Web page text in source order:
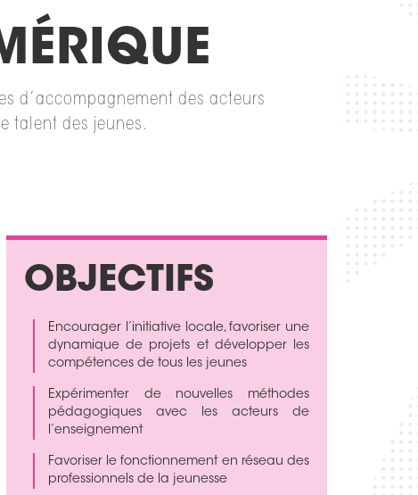
d’accompagnement des acteurs
talent des jeunes.
OBJECTIFS
Encourager l’initiative locale, favoriser une
dynamique de projets et développer les
compétences de tous les jeunes
Expérimenter de nouvelles méthodes
pédagogiques avec les acteurs de
l’enseignement
Favoriser le fonctionnement en réseau des
professionnels de la jeunesse